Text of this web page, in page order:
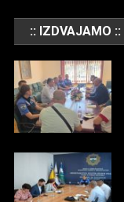
:: IZDVAJAMO ::